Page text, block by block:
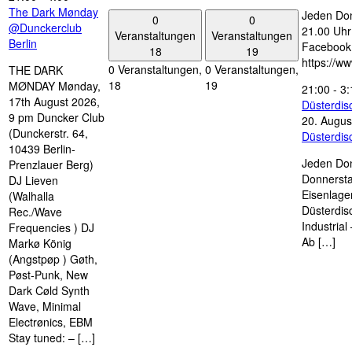
The Dark Mønday
@Dunckerclub
Berlin
THE DARK
MØNDAY Mønday,
17th August 2026,
9 pm Duncker Club
(Dunckerstr. 64,
10439 Berlin-
Prenzlauer Berg)
DJ Lieven
(Walhalla
Rec./Wave
Frequencies ) DJ
Markø König
(Angstpøp ) Gøth,
Pøst-Punk, New
Dark Cøld Synth
Wave, Minimal
Electrønics, EBM
Stay tuned: – […]
0
Veranstaltungen
18
0 Veranstaltungen,
18
0
Veranstaltungen
19
0 Veranstaltungen,
19
Jeden
21.00
https://
21:00 -
20.
Jeden
Industrial
Ab […]